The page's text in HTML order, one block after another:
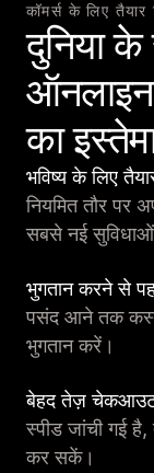
कॉमर्स के लिए तैयार
दुनिया
का
भविष्य के लिए
नियमित तौर पर
सबसे नई
भुगतान करने से
पसंद आने तक
भुगतान करें।
बेहद तेज़
स्पीड जांची गई
कर सकें।